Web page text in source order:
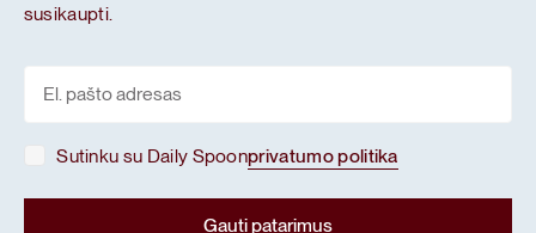
susikaupti.
Sutinku su Daily Spoonprivatumo politika